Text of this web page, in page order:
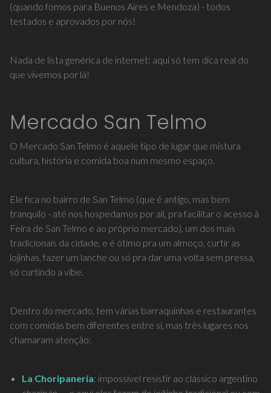
(quando fomos para Buenos Aires e Mendoza) - todos
testados e aprovados por nós!
Nada de lista genérica de internet: aqui só tem dica real do
que vivemos por lá!
Mercado San Telmo
O Mercado San Telmo é aquele tipo de lugar que mistura
cultura, história e comida boa num mesmo espaço.
Ele fica no bairro de San Telmo (que é antigo, mas bem
tranquilo - até nos hospedamos por ali, pra facilitar o acesso à
Feira de San Telmo e ao próprio mercado), um dos mais
tradicionais da cidade, e é ótimo pra um almoço, curtir as
lojinhas, fazer um lanche ou só pra dar uma volta sem pressa,
só curtindo a vibe.
Dentro do mercado, tem várias barraquinhas e restaurantes
com comidas bem diferentes entre si, mas três lugares nos
chamaram atenção:
La Choripanería: impossível resistir ao clássico argentino